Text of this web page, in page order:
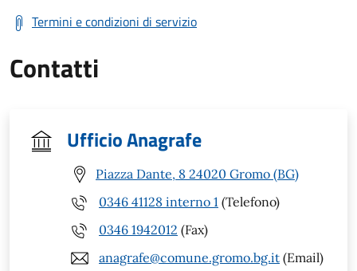
Termini e condizioni di servizio
Contatti
Ufficio Anagrafe
Piazza Dante, 8 24020 Gromo (BG)
0346 41128 interno 1 (Telefono)
0346 1942012 (Fax)
anagrafe@comune.gromo.bg.it (Email)